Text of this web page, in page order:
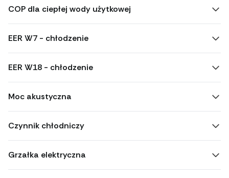
COP dla ciepłej wody użytkowej
EER W7 - chłodzenie
EER W18 - chłodzenie
Moc akustyczna
Czynnik chłodniczy
Grzałka elektryczna